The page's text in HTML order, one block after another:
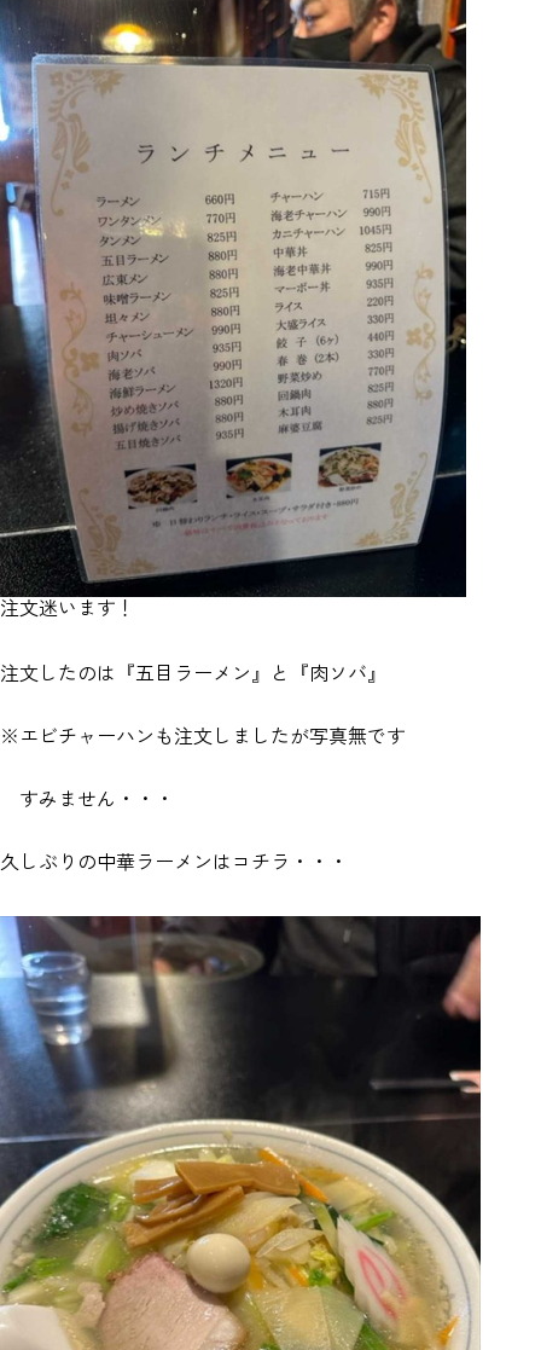
注文迷います！
注文したのは『五目ラーメン』と『肉ソバ』
※エビチャーハンも注文しましたが写真無です
すみません・・・
久しぶりの中華ラーメンはコチラ・・・